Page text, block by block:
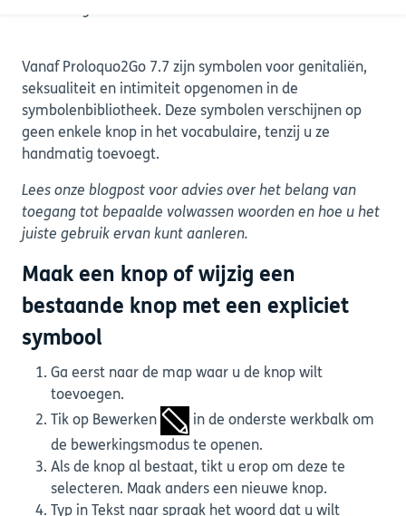
Vanaf Proloquo2Go 7.7 zijn symbolen voor genitaliën,
seksualiteit en intimiteit opgenomen in de
symbolenbibliotheek. Deze symbolen verschijnen op
geen enkele knop in het vocabulaire, tenzij u ze
handmatig toevoegt.
Lees onze blogpost voor advies over het belang van
toegang tot bepaalde volwassen woorden en hoe u het
juiste gebruik ervan kunt aanleren.
Maak een knop of wijzig een
bestaande knop met een expliciet
symbool
Ga eerst naar de map waar u de knop wilt
toevoegen.
Tik op Bewerken
in de onderste werkbalk om
de bewerkingsmodus te openen.
Als de knop al bestaat, tikt u erop om deze te
selecteren. Maak anders een nieuwe knop.
Typ in Tekst naar spraak het woord dat u wilt